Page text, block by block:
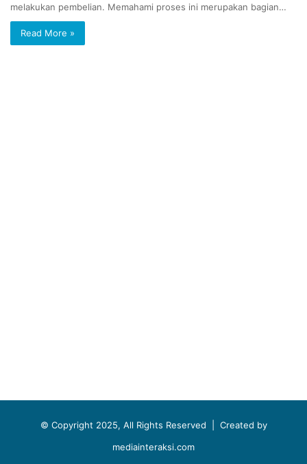
melakukan pembelian. Memahami proses ini merupakan bagian…
Read More »
© Copyright 2025, All Rights Reserved | Created by
mediainteraksi.com